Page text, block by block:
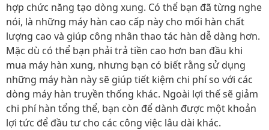
hợp chức năng tạo dòng xung. Có thể bạn đã từng nghe
nói, là những máy hàn cao cấp này cho mối hàn chất
lượng cao và giúp công nhân thao tác hàn dễ dàng hơn.
Mặc dù có thể bạn phải trả tiền cao hơn ban đầu khi
mua máy hàn xung, nhưng bạn có biết rằng sử dụng
những máy hàn này sẽ giúp tiết kiệm chi phí so với các
dòng máy hàn truyền thống khác. Ngoài lợi thế sẽ giảm
chi phí hàn tổng thể, bạn còn để dành được một khoản
lợi tức để đầu tư cho các công việc lâu dài khác.